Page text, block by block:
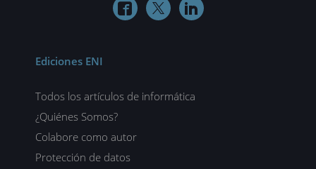
  
Ediciones ENI
Todos los artículos de informática
¿Quiénes Somos?
Colabore como autor
Protección de datos